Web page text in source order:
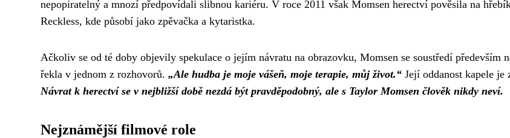
nepopiratelný a mnozí předpovídali slibnou kariéru. V roce 2011 však Momsen herectví pověsila na
Reckless, kde působí jako zpěvačka a kytaristka.
Ačkoliv se od té doby objevily spekulace o jejím návratu na obrazovku, Momsen se soustředí především
řekla v jednom z rozhovorů. „Ale hudba je moje vášeň, moje terapie, můj život.“ Její oddanost kapele je
Návrat k herectví se v nejbližší době nezdá být pravděpodobný, ale s Taylor Momsen člověk nikdy neví.
Nejznámější filmové role